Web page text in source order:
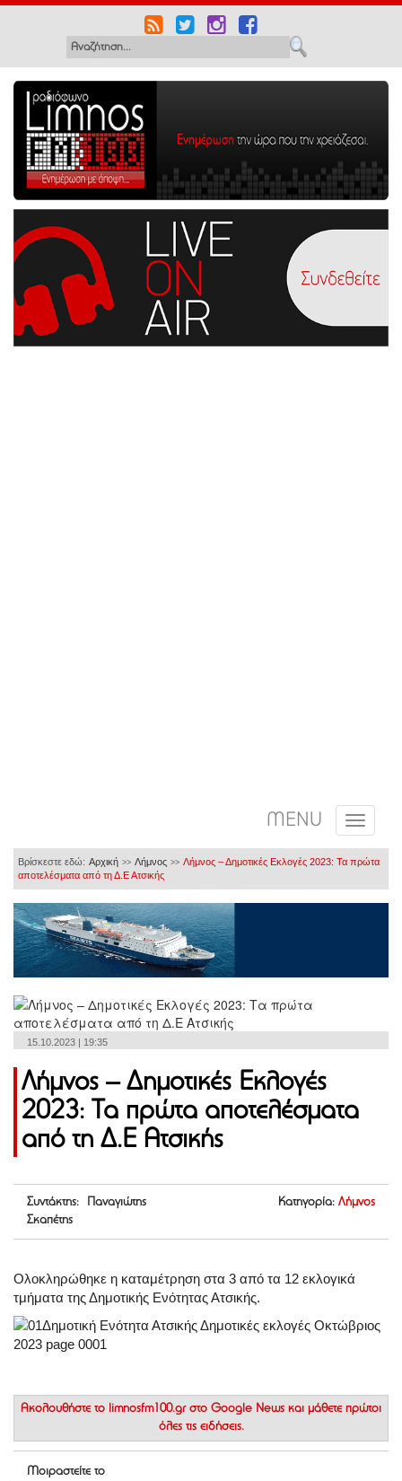
MENU
Βρίσκεστε εδώ: Αρχική >> Λήμνος >> Λήμνος – Δημοτικές Εκλογές 2023: Τα πρώτα
αποτελέσματα από τη Δ.Ε Ατσικής
15.10.2023 | 19:35
Λήμνος – Δημοτικές Εκλογές
2023: Τα πρώτα αποτελέσματα
από τη Δ.Ε Ατσικής
Συντάκτης: Παναγιώτης
Σκαπέτης
Κατηγορία: Λήμνος
Ολοκληρώθηκε η καταμέτρηση στα 3 από τα 12 εκλογικά
τμήματα της Δημοτικής Ενότητας Ατσικής.
Ακολουθήστε το limnosfm100.gr στο Google News και μάθετε πρώτοι
όλες τις ειδήσεις.
Μοιραστείτε το